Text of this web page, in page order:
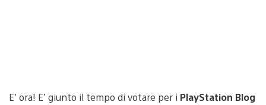
E’ ora! E’ giunto il tempo di votare per i PlayStation Blog